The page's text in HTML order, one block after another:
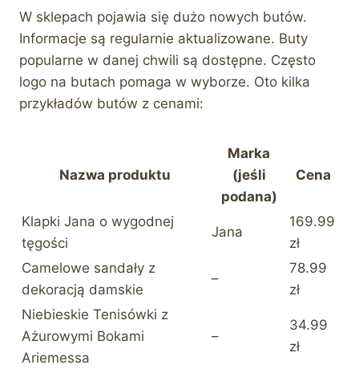
W sklepach pojawia się dużo nowych butów.
Informacje są regularnie aktualizowane. Buty
popularne w danej chwili są dostępne. Często
logo na butach pomaga w wyborze. Oto kilka
przykładów butów z cenami:
Nazwa produktu
Marka
(jeśli
podana)
Cena
Klapki Jana o wygodnej
tęgości
Jana
169.99
zł
Camelowe sandały z
dekoracją damskie
–
78.99
zł
Niebieskie Tenisówki z
Ażurowymi Bokami
Ariemessa
–
34.99
zł